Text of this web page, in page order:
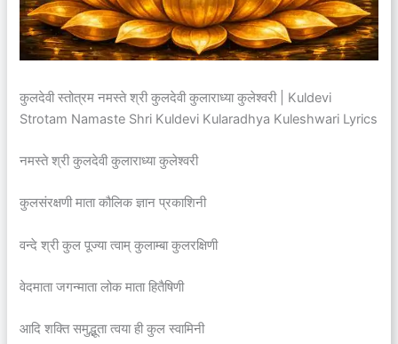
कुलदेवी स्तोत्रम नमस्ते श्री कुलदेवी कुलाराध्या कुलेश्वरी | Kuldevi
Strotam Namaste Shri Kuldevi Kularadhya Kuleshwari Lyrics
नमस्ते श्री कुलदेवी कुलाराध्या कुलेश्वरी
कुलसंरक्षणी माता कौलिक ज्ञान प्रकाशिनी
वन्दे श्री कुल पूज्या त्वाम् कुलाम्बा कुलरक्षिणी
वेदमाता जगन्माता लोक माता हितैषिणी
आदि शक्ति समुद्भूता त्वया ही कुल स्वामिनी